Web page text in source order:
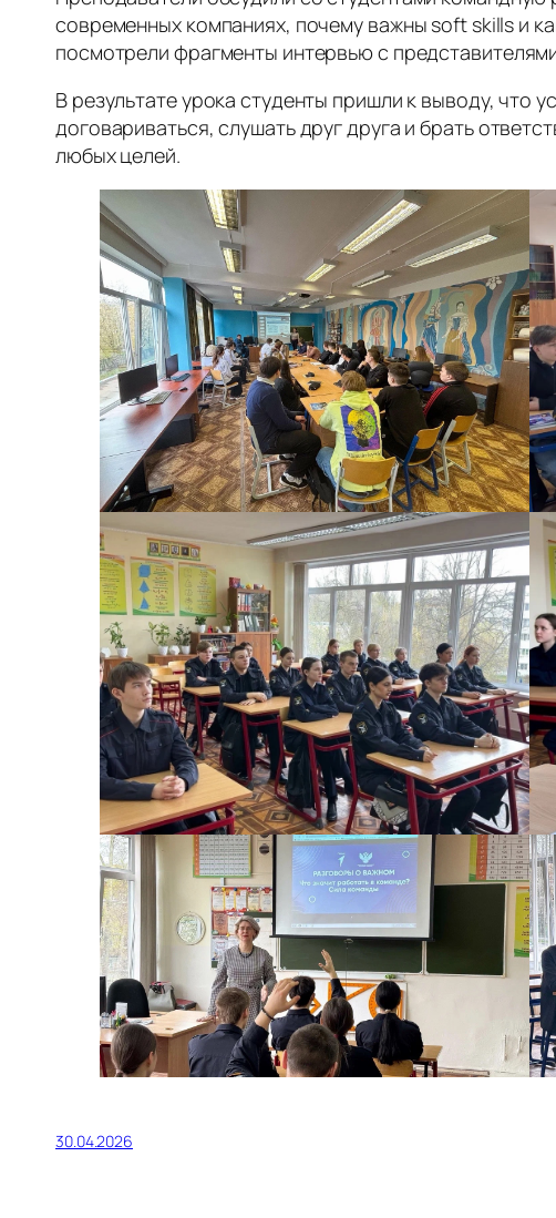
современных компаниях, почему важны soft skills и
посмотрели фрагменты интервью с
В результате урока студенты пришли к выводу, что
договариваться, слушать друг друга и брать
любых целей.
30.04.2026